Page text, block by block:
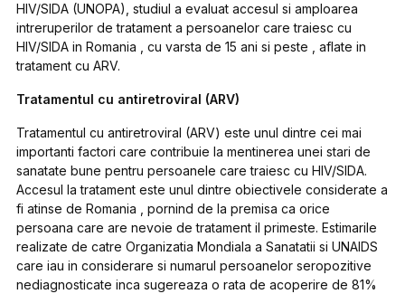
HIV/SIDA (UNOPA), studiul a evaluat accesul si amploarea
intreruperilor de tratament a persoanelor care traiesc cu
HIV/SIDA in Romania , cu varsta de 15 ani si peste , aflate in
tratament cu ARV.
Tratamentul cu antiretroviral (ARV)
Tratamentul cu antiretroviral (ARV) este unul dintre cei mai
importanti factori care contribuie la mentinerea unei stari de
sanatate bune pentru persoanele care traiesc cu HIV/SIDA.
Accesul la tratament este unul dintre obiectivele considerate a
fi atinse de Romania , pornind de la premisa ca orice
persoana care are nevoie de tratament il primeste. Estimarile
realizate de catre Organizatia Mondiala a Sanatatii si UNAIDS
care iau in considerare si numarul persoanelor seropozitive
nediagnosticate inca sugereaza o rata de acoperire de 81%